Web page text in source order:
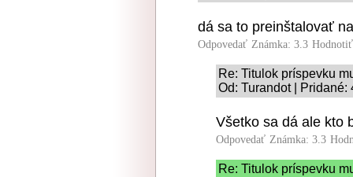
dá sa to preinštalovať
Odpovedať Známka: 3.3
Re: Titulok príspevku
Od: Turandot | Pridané:
Všetko sa dá ale kto
Odpovedať Známka: 3.3
Re: Titulok príspevku